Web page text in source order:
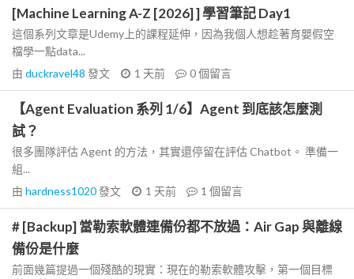
[Machine Learning A-Z [2026] ] 學習筆記 Day1
這個系列文章是Udemy上的課程延伸，因為我個人想趁著育嬰假空
檔學一點data...
由 duckravel48 發文 1 天前 0個留言
【Agent Evaluation 系列 1/6】Agent 到底該怎麼測
試？
很多團隊評估 Agent 的方法，其實還停留在評估 Chatbot。 準備一
組...
由 hardness1020發文 1 天前 1 個留言
# [Backup] 當勒索軟體連備份都不放過：Air Gap 與離線
備份是什麼
前面幾篇提過一個殘酷的現實：現在的勒索軟體攻擊，第一個目標